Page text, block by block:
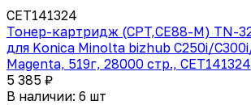
CET141324
Тонер-картридж (CPT,CE88-M) TN-
для Konica Minolta bizhub C250i/
Magenta, 519г, 28000 стр., CET141324
5 385 ₽
В наличии: 6 шт